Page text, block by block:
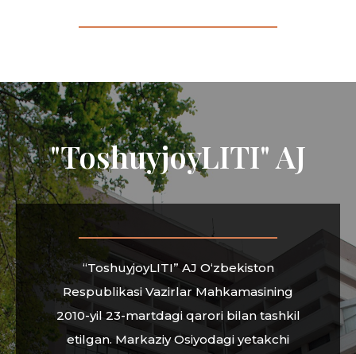
"ToshuyjoyLITI" AJ
“ToshuyjoyLITI” AJ O‘zbekiston
Respublikasi Vazirlar Mahkamasining
2010-yil 23-martdagi qarori bilan tashkil
etilgan. Markaziy Osiyodagi yetakchi